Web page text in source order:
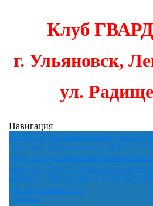
Клуб
г. Ульяновск,
ул.
Навигация
КАРАТЭ для школьников 7-10 лет
девочек). Формируются ДВЕ
обучения (количество спортсменов
каждой группе). Тренировки
районе г. Ульяновска в спортзале
(ул. Радищева-102)
Главная